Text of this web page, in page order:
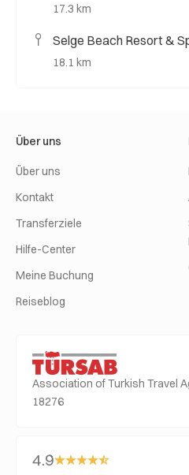
17.3 km
Selge Beach Resort &
18.1 km
Über uns
Über uns
Kontakt
Transferziele
Hilfe-Center
Meine Buchung
Reiseblog
Association of Turkish Travel
18276
4.9